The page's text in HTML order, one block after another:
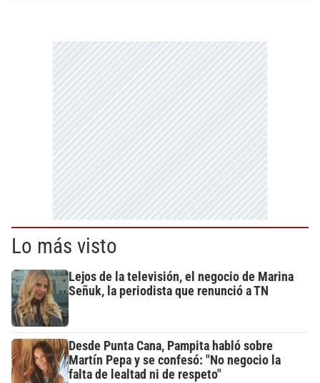
Lo más visto
Lejos de la televisión, el negocio de Marina
Señuk, la periodista que renunció a TN
Desde Punta Cana, Pampita habló sobre
Martín Pepa y se confesó: "No negocio la
falta de lealtad ni de respeto"